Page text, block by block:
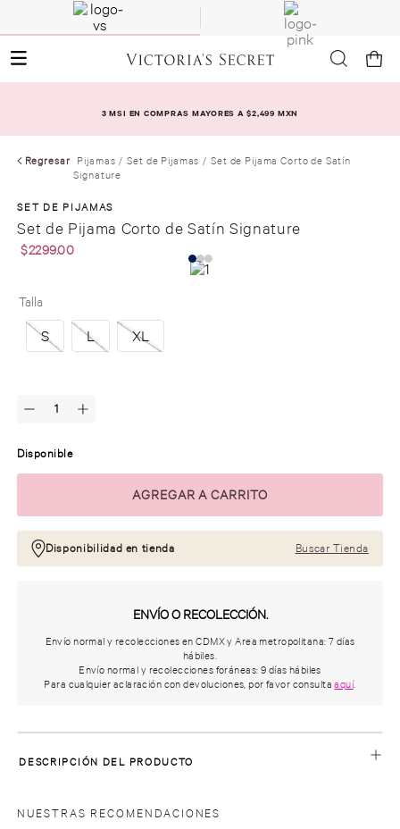
3 MSI EN COMPRAS MAYORES A $2,499 MXN
Regresar Pijamas Set de Pijamas
Set de Pijama Corto de Satín
Signature
SET DE PIJAMAS
Set de Pijama Corto de Satín Signature
$2299.00
Talla
S L XL
Disponible
Disponibilidad en tienda Buscar Tienda
ENVÍO O RECOLECCIÓN.
Envío normal y recolecciones en CDMX y Area metropolitana: 7 días
hábiles.
Envío normal y recolecciones foráneas: 9 días hábiles
Para cualquier aclaración con devoluciones, por favor consultaaquí.
DESCRIPCIÓN DEL PRODUCTO
NUESTRAS RECOMENDACIONES